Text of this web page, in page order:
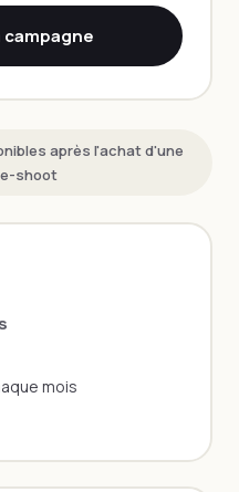
campagne
après l'achat d'une
shoot
mois